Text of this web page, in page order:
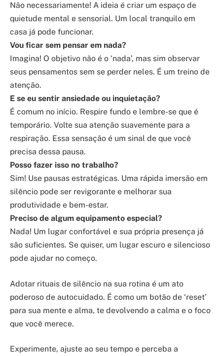
Não necessariamente! A ideia é criar um espaço de
quietude mental e sensorial. Um local tranquilo em
casa já pode funcionar.
Vou ficar sem pensar em nada?
Imagina! O objetivo não é o ‘nada’, mas sim observar
seus pensamentos sem se perder neles. É um treino de
atenção.
E se eu sentir ansiedade ou inquietação?
É comum no início. Respire fundo e lembre-se que é
temporário. Volte sua atenção suavemente para a
respiração. Essa sensação é um sinal de que você
precisa dessa pausa.
Posso fazer isso no trabalho?
Sim! Use pausas estratégicas. Uma rápida imersão em
silêncio pode ser revigorante e melhorar sua
produtividade e bem-estar.
Preciso de algum equipamento especial?
Nada! Um lugar confortável e sua própria presença já
são suficientes. Se quiser, um lugar escuro e silencioso
pode ajudar no começo.
Adotar rituais de silêncio na sua rotina é um ato
poderoso de autocuidado. É como um botão de ‘reset’
para sua mente e alma, te devolvendo a calma e o foco
que você merece.
Experimente, ajuste ao seu tempo e perceba a